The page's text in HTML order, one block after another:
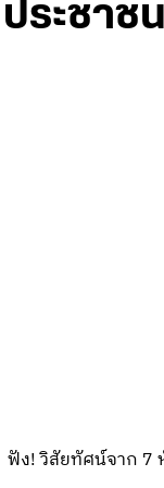
ประชาช
ฟัง! วิสัยทัศน์จาก 7